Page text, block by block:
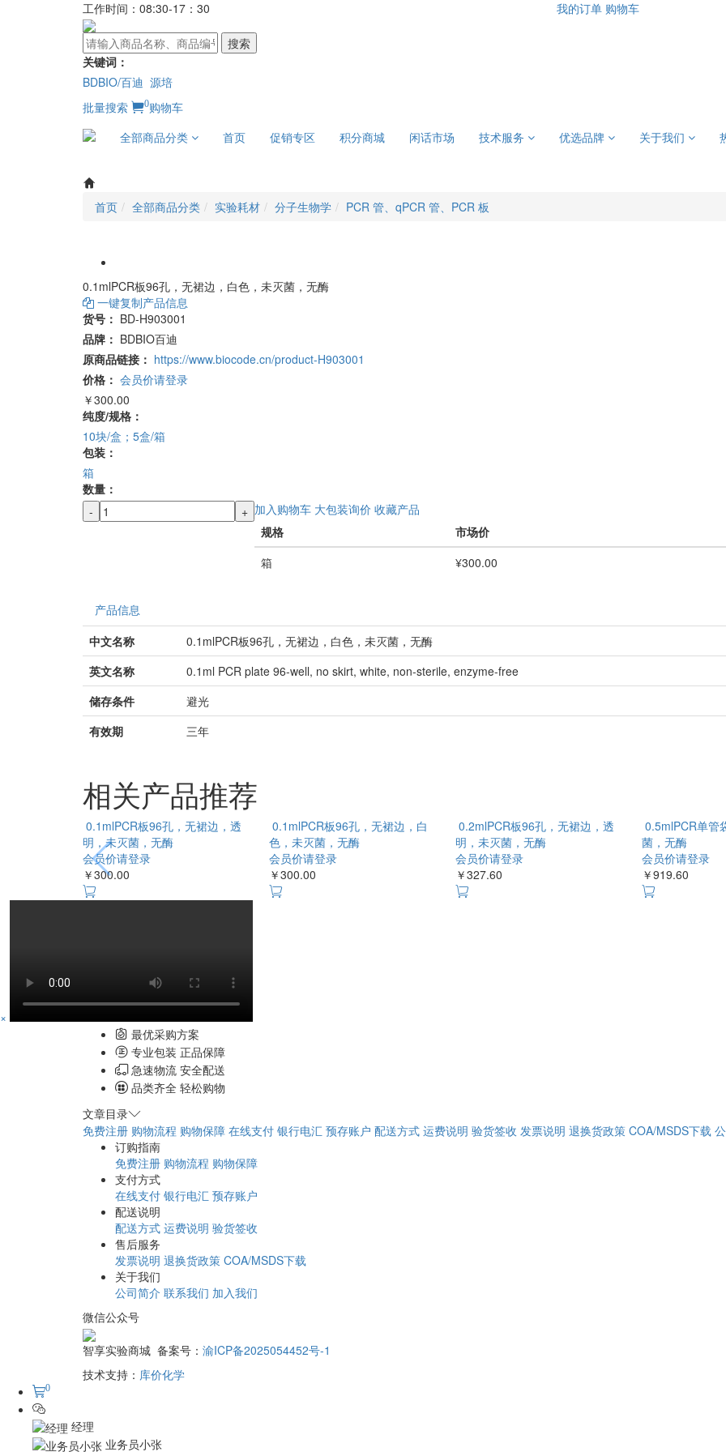
工作时间：08:30-17：30 我的订单 购物车
搜索
关键词：
BDBIO/百迪 源培
批量搜索
0购物车
全部商品分类
首页 促销专区 积分商城 闲话市场 技术服务 优选品牌 关于我们
首页 全部商品分类 实验耗材 分子生物学 PCR 管、qPCR 管、PCR 板
0.1mlPCR板96孔，无裙边，白色，未灭菌，无酶
一键复制产品信息
货号： BD-H903001
品牌： BDBIO百迪
原商品链接： https://www.biocode.cn/product-H903001
价格： 会员价请登录
￥300.00
纯度/规格：
10块/盒；5盒/箱
包装：
箱
数量：
-
+ 加入购物车 大包装询价 收藏产品
规格
市场价
箱
¥300.00
产品信息
中文名称
0.1mlPCR板96孔，无裙边，白色，未灭菌，无酶
英文名称
0.1ml PCR plate 96-well, no skirt, white, non-sterile, enzyme-free
储存条件
避光
有效期
三年
相关产品推荐
0.1mlPCR板96孔，无裙边，透
明，未灭菌，无酶
会员价请登录
￥300.00
0.1mlPCR板96孔，无裙边，白
色，未灭菌，无酶
会员价请登录
￥300.00
0.2mlPCR板96孔，无裙边，透
明，未灭菌，无酶
会员价请登录
￥327.60
0.5mlPCR单管
菌，无酶
会员价请登录
￥919.60
×
最优采购方案
专业包装 正品保障
急速物流 安全配送
品类齐全 轻松购物
文章目录
免费注册 购物流程 购物保障 在线支付 银行电汇 预存账户 配送方式 运费说明 验货签收 发票说明 退换货政策 COA/MSDS下载
订购指南
免费注册 购物流程 购物保障
支付方式
在线支付 银行电汇 预存账户
配送说明
配送方式 运费说明 验货签收
售后服务
发票说明 退换货政策 COA/MSDS下载
关于我们
公司简介 联系我们 加入我们
微信公众号
智享实验商城 备案号： 渝ICP备2025054452号-1
技术支持： 库价化学
0
经理
业务员小张